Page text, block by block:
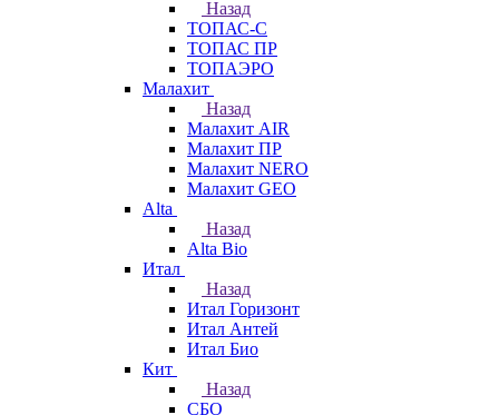
Назад
ТОПАС-С
ТОПАС ПР
ТОПАЭРО
Малахит
Назад
Малахит AIR
Малахит ПР
Малахит NERO
Малахит GEO
Alta
Назад
Alta Bio
Итал
Назад
Итал Горизонт
Итал Антей
Итал Био
Кит
Назад
СБО